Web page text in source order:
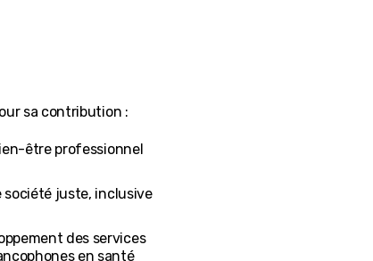
sa contribution :
être professionnel
société juste, inclusive
des services
en santé